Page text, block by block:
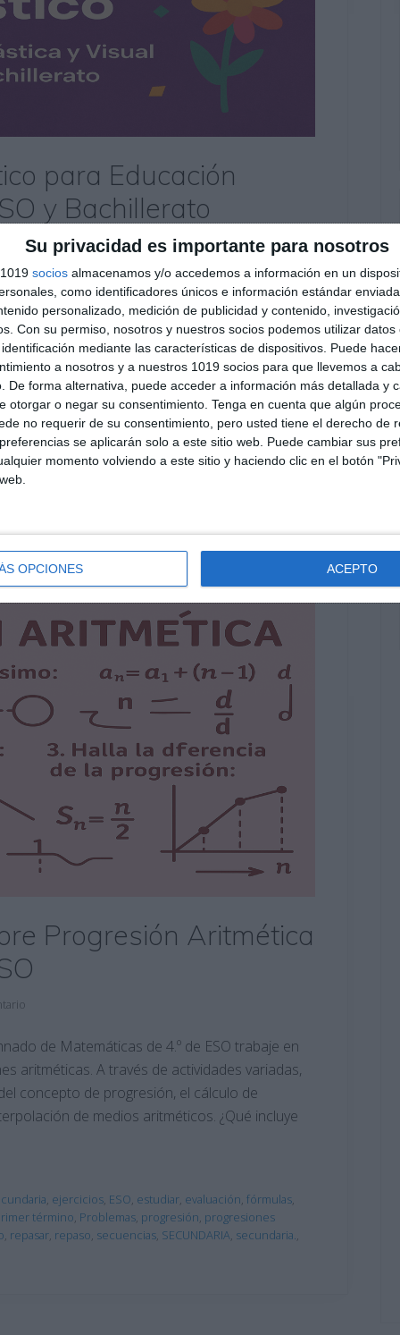
Su privacidad es importante para nosotros
socios almacenamos y/o accedemos a información en un
como identificadores únicos e información estándar
personalizado, medición de publicidad y contenido,
Con su permiso, nosotros y nuestros socios podemos utilizar datos
mediante las características de dispositivos. Puede
a nosotros y a nuestros 1019 socios para que llevemos a
De forma alternativa, puede acceder a información más detallada y
otorgar o negar su consentimiento. Tenga en cuenta que algún
no requerir de su consentimiento, pero usted tiene el derecho de
se aplicarán solo a este sitio web. Puede cambiar sus
momento volviendo a este sitio y haciendo clic en el botón
OPCIONES ACEPTO
para Educación
y Bachillerato
evaluar el Portfolio Artístico del alumnado
siguiendo el enfoque competencial de la
del portfolio, la selección de trabajos, la
visual, la calidad técnica de las …
ESO 2º ESO Educación Plástica y Visual 3º ESO
Dibujo , documentación artística Educación
Educación
,estudiar,evaluación competencial,LOMLOE,obligatoria,
,recursos educativos,reflexión personal,repasar ,
Progresión Aritmética
de Matemáticas de 4.º de ESO trabaje en
aritméticas. A través de actividades variadas,
concepto de progresión, el cálculo de
de medios aritméticos. ¿Qué incluye
, ejercicios, ESO, estudiar, evaluación, fórmulas,
término, Problemas, progresión, progresiones
, repasar, repaso, secuencias, SECUNDARIA, secundaria.,